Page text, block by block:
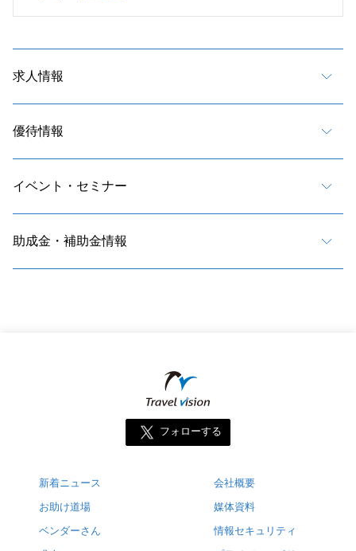
求人情報
優待情報
イベント・セミナー
助成金・補助金情報
フォローする
新着ニュース
お助け道場
ベンダーさん
会社概要
媒体資料
情報セキュリティ